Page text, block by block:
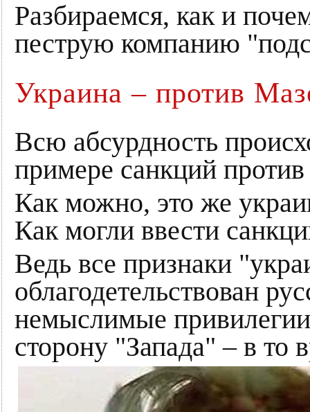
Разбираемся, как и
пеструю компанию
Украина – против
Всю абсурдность
примере санкций
Как можно, это же
Как могли ввести
Ведь все признаки
облагодетельствован
немыслимые
сторону "Запада" – в то